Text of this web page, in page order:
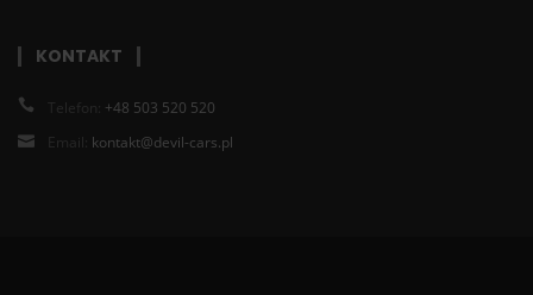
KONTAKT
Telefon: +48 503 520 520
Email: kontakt@devil-cars.pl